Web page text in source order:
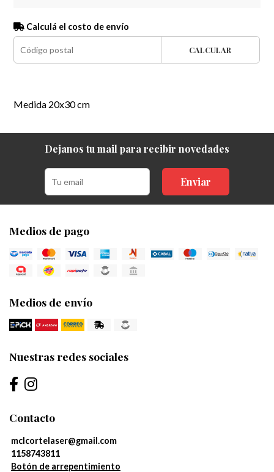
Calculá el costo de envío
CALCULAR
Medida 20x30 cm
Dejanos tu mail para recibir novedades
Enviar
Medios de pago
Medios de envío
Nuestras redes sociales
Contacto
mclcortelaser@gmail.com
1158743811
Botón de arrepentimiento